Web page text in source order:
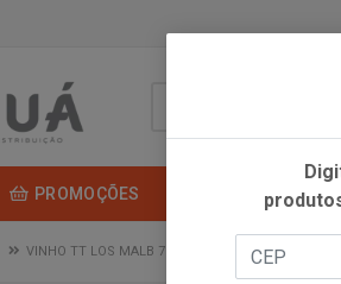
PROMOÇÕES
VINHO TT LOS MALB 750ML TORO CENTENAR CL